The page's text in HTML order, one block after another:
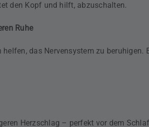
den Kopf und hilft, abzuschalten.
Ruhe
das Nervensystem zu
Herzschlag – perfekt vor dem